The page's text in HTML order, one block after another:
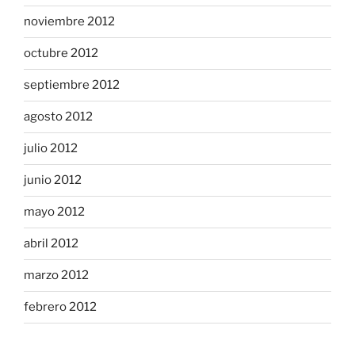
noviembre 2012
octubre 2012
septiembre 2012
agosto 2012
julio 2012
junio 2012
mayo 2012
abril 2012
marzo 2012
febrero 2012